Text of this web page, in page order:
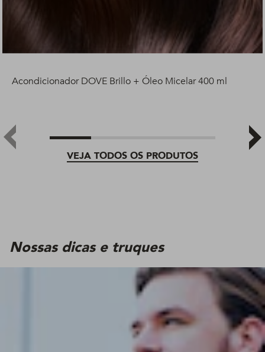
VEJA TODOS OS PRODUTOS
Acondicionador DOVE Brillo + Óleo Micelar 400 ml
Nossas dicas e truques